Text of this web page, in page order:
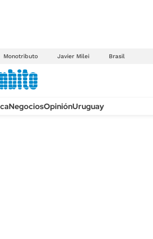
Monotributo Javier Milei Brasil
NegociosOpiniónUruguay